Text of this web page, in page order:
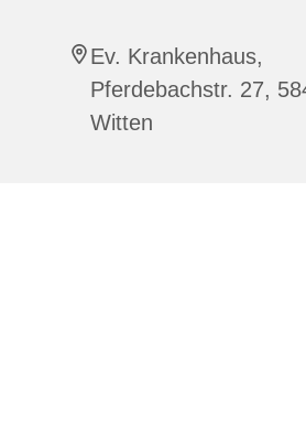
Ev. Krankenhaus,
Pferdebachstr. 27,
Witten